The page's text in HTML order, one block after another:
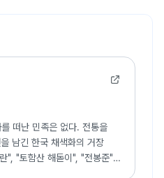
떠난 민족은 없다. 전통을
남긴 한국 채색화의 거장
", "토함산 해돋이", "전봉준"